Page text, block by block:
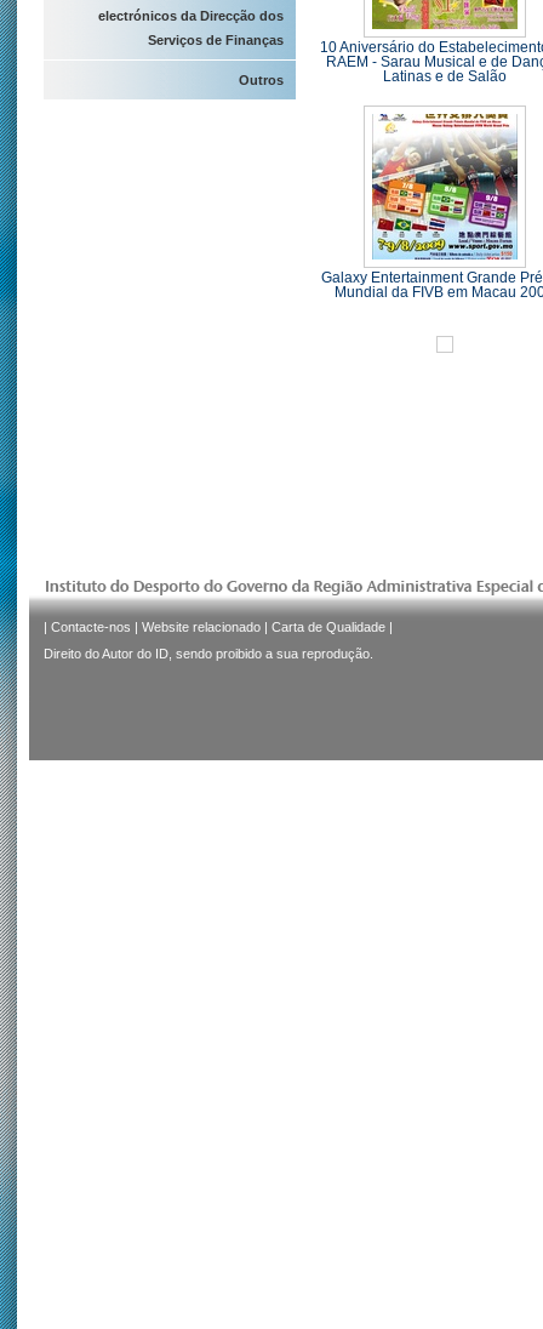
electrónicos da Direcção dos
Serviços de Finanças
Outros
10 Aniversário do
RAEM - Sarau Musical e de
Latinas e de Salão
Galaxy Entertainment Grande
Mundial da FIVB em Macau
| Contacte-nos | Website relacionado | Carta de Qualidade |
Direito do Autor do ID, sendo proibido a sua reprodução.